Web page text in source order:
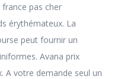
pas cher
érythémateux. La
peut fournir un
Avana prix
A votre demande seul un